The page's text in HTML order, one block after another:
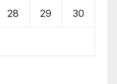
28 29 30